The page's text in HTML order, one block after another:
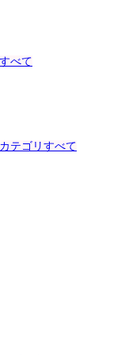
べて
テゴリすべて